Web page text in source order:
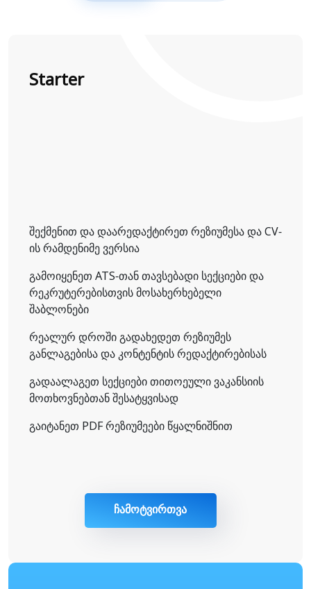
Starter
შექმენით და დაარედაქტირეთ რეზიუმესა და CV-
ის რამდენიმე ვერსია
გამოიყენეთ ATS-თან თავსებადი სექციები და
რეკრუტერებისთვის მოსახერხებელი
შაბლონები
რეალურ დროში გადახედეთ რეზიუმეს
განლაგებისა და კონტენტის რედაქტირებისას
გადაალაგეთ სექციები თითოეული ვაკანსიის
მოთხოვნებთან შესატყვისად
გაიტანეთ PDF რეზიუმეები წყალნიშნით
ჩამოტვირთვა